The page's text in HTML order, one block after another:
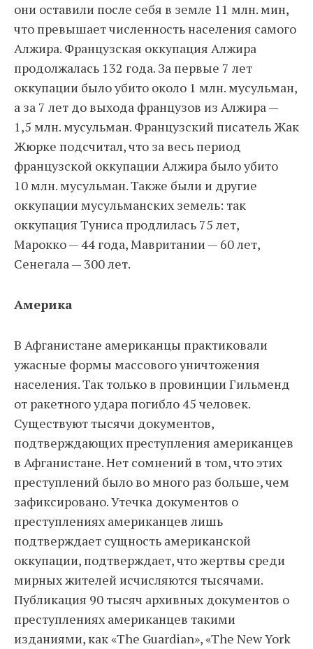
они оставили после себя в земле 11 млн. мин,
что превышает численность населения самого
Алжира. Французская оккупация Алжира
продолжалась 132 года. За первые 7 лет
оккупации было убито около 1 млн. мусульман,
а за 7 лет до выхода французов из Алжира —
1,5 млн. мусульман. Французский писатель Жак
Жюрке подсчитал, что за весь период
французской оккупации Алжира было убито
10 млн. мусульман. Также были и другие
оккупации мусульманских земель: так
оккупация Туниса продлилась 75 лет,
Марокко — 44 года, Мавритании — 60 лет,
Сенегала — 300 лет.
Америка
В Афганистане американцы практиковали
ужасные формы массового уничтожения
населения. Так только в провинции Гильменд
от ракетного удара погибло 45 человек.
Существуют тысячи документов,
подтверждающих преступления американцев
в Афганистане. Нет сомнений в том, что этих
преступлений было во много раз больше, чем
зафиксировано. Утечка документов о
преступлениях американцев лишь
подтверждает сущность американской
оккупации, подтверждает, что жертвы среди
мирных жителей исчисляются тысячами.
Публикация 90 тысяч архивных документов о
преступлениях американцев такими
изданиями, как «The Guardian», «The New York